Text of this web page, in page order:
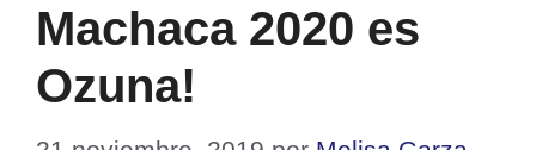
Machaca 2020 es
Ozuna!